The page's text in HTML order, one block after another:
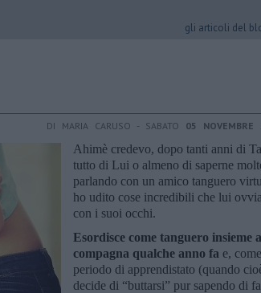
gli articoli del
DI MARIA CARUSO - SABATO 05 NOVEMBRE
Ahimè credevo, dopo tanti anni di
tutto di Lui o almeno di saperne
parlando con un amico tanguero
ho udito cose incredibili che lui
con i suoi occhi.
Esordisce come tanguero insieme
compagna qualche anno fa e,
periodo di apprendistato (quando
decide di “buttarsi” pur sapendo di